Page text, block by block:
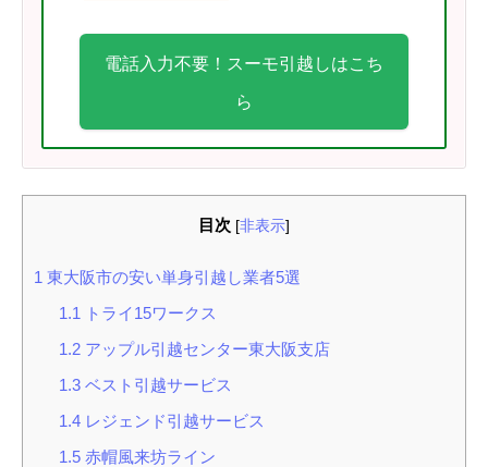
電話入力不要！スーモ引越しはこち
ら
目次 [非表示]
1 東大阪市の安い単身引越し業者5選
1.1
トライ15ワークス
1.2アップル引越センター東大阪支店
1.3ベスト引越サービス
1.4レジェンド引越サービス
1.5赤帽風来坊ライン